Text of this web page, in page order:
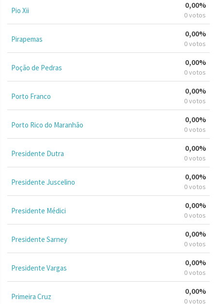
Pio Xii
0,00%
0 votos
Pirapemas
0,00%
0 votos
Poção de Pedras
0,00%
0 votos
Porto Franco
0,00%
0 votos
Porto Rico do Maranhão
0,00%
0 votos
Presidente Dutra
0,00%
0 votos
Presidente Juscelino
0,00%
0 votos
Presidente Médici
0,00%
0 votos
Presidente Sarney
0,00%
0 votos
Presidente Vargas
0,00%
0 votos
Primeira Cruz
0,00%
0 votos